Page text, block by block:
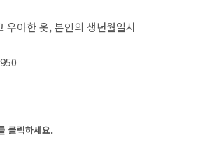
우아한 옷, 본인의 생년월일시
클릭하세요.